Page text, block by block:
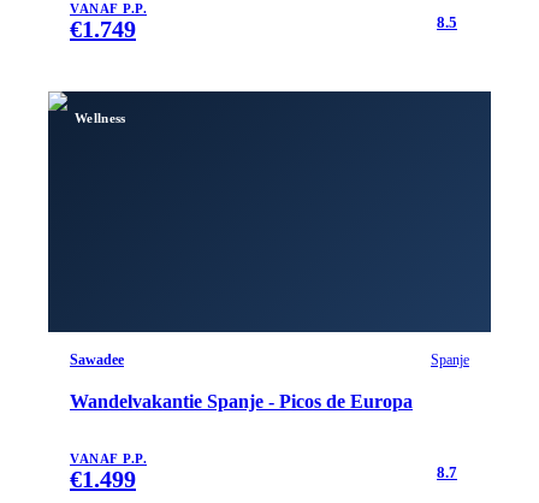
VANAF P.P.
€1.749 8.5
Wellness
Sawadee Spanje
Wandelvakantie Spanje - Picos de Europa
VANAF P.P.
€1.499 8.7